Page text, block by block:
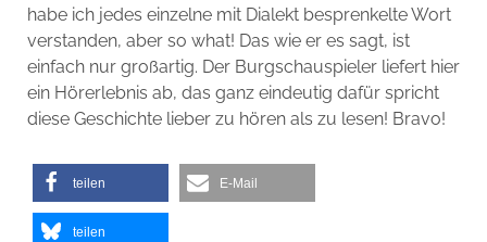
habe ich jedes einzelne mit Dialekt besprenkelte Wort
verstanden, aber so what! Das wie er es sagt, ist
einfach nur großartig. Der Burgschauspieler liefert hier
ein Hörerlebnis ab, das ganz eindeutig dafür spricht
diese Geschichte lieber zu hören als zu lesen! Bravo!
teilen E-Mail
teilen